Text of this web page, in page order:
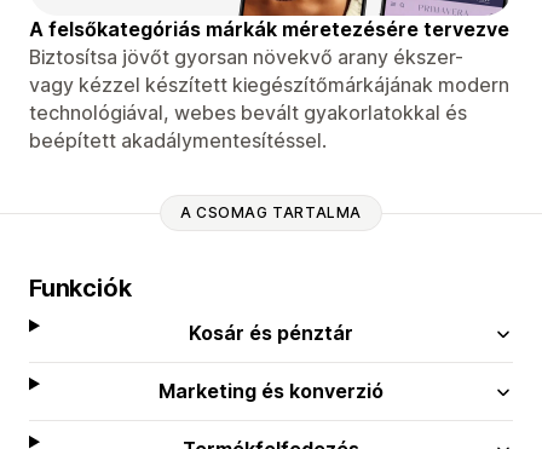
A felsőkategóriás márkák méretezésére tervezve
Biztosítsa jövőt gyorsan növekvő arany ékszer-
vagy kézzel készített kiegészítőmárkájának modern
technológiával, webes bevált gyakorlatokkal és
beépített akadálymentesítéssel.
A CSOMAG TARTALMA
Funkciók
Kosár és pénztár
Marketing és konverzió